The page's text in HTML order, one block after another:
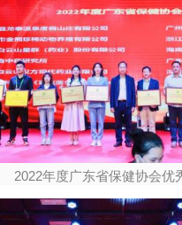
2022年度广东省保健协会优